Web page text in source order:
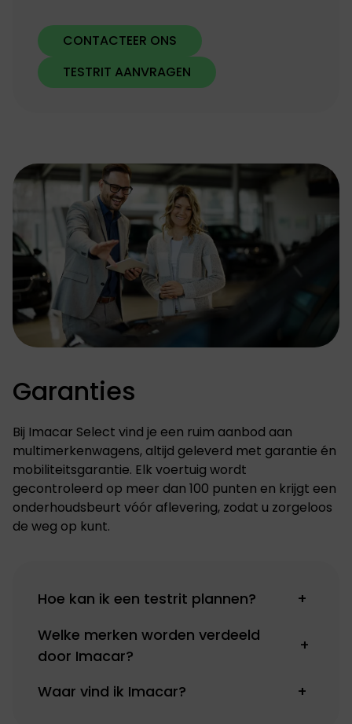
CONTACTEER ONS
TESTRIT AANVRAGEN
Garanties
Bij Imacar Select vind je een ruim aanbod aan
multimerkenwagens, altijd geleverd met garantie én
mobiliteitsgarantie. Elk voertuig wordt
gecontroleerd op meer dan 100 punten en krijgt een
onderhoudsbeurt vóór aflevering, zodat u zorgeloos
de weg op kunt.
Hoe kan ik een testrit plannen?
+
Welke merken worden verdeeld
door Imacar?
+
Waar vind ik Imacar? +